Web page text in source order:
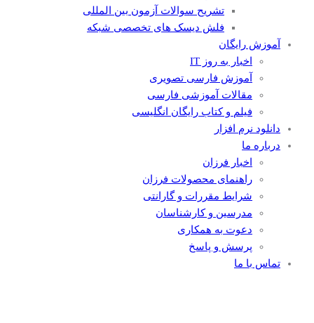
تشریح سوالات آزمون بین المللی
فلش دیسک های تخصصی شبکه
آموزش رایگان
اخبار به روز IT
آموزش فارسی تصویری
مقالات آموزشی فارسی
فیلم و کتاب رایگان انگلیسی
دانلود نرم افزار
درباره ما
اخبار فرزان
راهنمای محصولات فرزان
شرایط مقررات و گارانتی
مدرسین و کارشناسان
دعوت به همکاری
پرسش و پاسخ
تماس با ما